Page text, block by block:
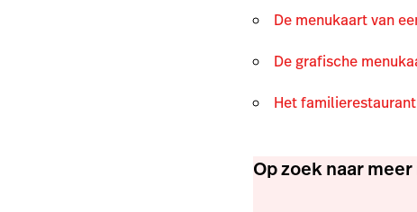
De menukaart van
De grafische
Het
Op zoek naar